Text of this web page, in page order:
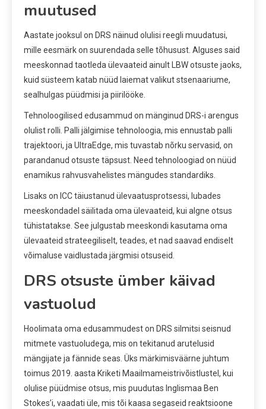
muutused
Aastate jooksul on DRS näinud olulisi reegli muudatusi,
mille eesmärk on suurendada selle tõhusust. Alguses said
meeskonnad taotleda ülevaateid ainult LBW otsuste jaoks,
kuid süsteem katab nüüd laiemat valikut stsenaariume,
sealhulgas püüdmisi ja piirilööke.
Tehnoloogilised edusammud on mänginud DRS-i arengus
olulist rolli. Palli jälgimise tehnoloogia, mis ennustab palli
trajektoori, ja UltraEdge, mis tuvastab nõrku servasid, on
parandanud otsuste täpsust. Need tehnoloogiad on nüüd
enamikus rahvusvahelistes mängudes standardiks.
Lisaks on ICC täiustanud ülevaatusprotsessi, lubades
meeskondadel säilitada oma ülevaateid, kui algne otsus
tühistatakse. See julgustab meeskondi kasutama oma
ülevaateid strateegiliselt, teades, et nad saavad endiselt
võimaluse vaidlustada järgmisi otsuseid.
DRS otsuste ümber käivad
vastuolud
Hoolimata oma edusammudest on DRS silmitsi seisnud
mitmete vastuoludega, mis on tekitanud arutelusid
mängijate ja fännide seas. Üks märkimisväärne juhtum
toimus 2019. aasta Kriketi Maailmameistrivõistlustel, kui
olulise püüdmise otsus, mis puudutas Inglismaa Ben
Stokes’i, vaadati üle, mis tõi kaasa segaseid reaktsioone